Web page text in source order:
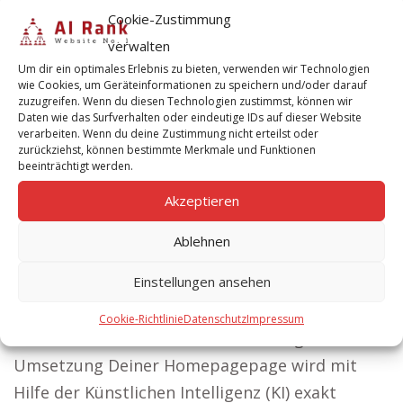
Cookie-Zustimmung
verwalten
Um dir ein optimales Erlebnis zu bieten, verwenden wir Technologien
wie Cookies, um Geräteinformationen zu speichern und/oder darauf
zuzugreifen. Wenn du diesen Technologien zustimmst, können wir
Daten wie das Surfverhalten oder eindeutige IDs auf dieser Website
verarbeiten. Wenn du deine Zustimmung nicht erteilst oder
zurückziehst, können bestimmte Merkmale und Funktionen
beeinträchtigt werden.
Akzeptieren
Ablehnen
Einstellungen ansehen
Cookie-RichtlinieDatenschutzImpressum
KI SEO Agentur – Erfolg hat einen Namen –
AIRank mit Integration der Künstlichen
Intelligenz für Kunden Webseiten.
Deine KI Agentur in Hannover –
AIRank SEO, Marketing.
Webseiten Erstellung
für Präzision: Bereits
Umsetzung Deiner Homepagepage wird mit
Hilfe der Künstlichen Intelligenz (KI) exakt